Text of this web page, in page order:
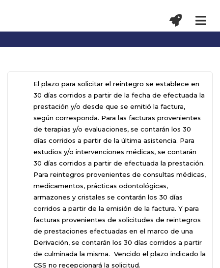
El plazo para solicitar el reintegro se establece en
30 días corridos a partir de la fecha de efectuada la
prestación y/o desde que se emitió la factura,
según corresponda. Para las facturas provenientes
de terapias y/o evaluaciones, se contarán los 30
días corridos a partir de la última asistencia. Para
estudios y/o intervenciones médicas, se contarán
30 días corridos a partir de efectuada la prestación.
Para reintegros provenientes de consultas médicas,
medicamentos, prácticas odontológicas,
armazones y cristales se contarán los 30 días
corridos a partir de la emisión de la factura. Y para
facturas provenientes de solicitudes de reintegros
de prestaciones efectuadas en el marco de una
Derivación, se contarán los 30 días corridos a partir
de culminada la misma. Vencido el plazo indicado la
CSS no recepcionará la solicitud.